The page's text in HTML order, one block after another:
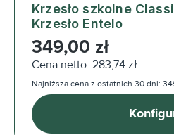
Krzesło szkolne
Krzesło Entelo
Cena regularna:
349,00 zł
Cena netto: 283,74 zł
Najniższa cena z ostatnich 30 dni: